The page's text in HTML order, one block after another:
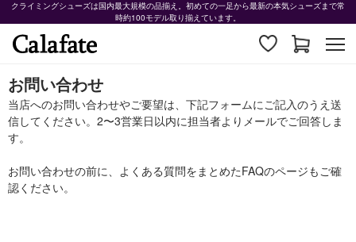
クライミングシューズは国内最大規模の品揃え。初めての一足から最新の本気シューズまで常
時約100モデル取り揃えています。
お問い合わせ
当店へのお問い合わせやご要望は、下記フォームにご記入のうえ送
信してください。2〜3営業日以内に担当者よりメールでご回答しま
す。
お問い合わせの前に、よくある質問をまとめたFAQのページもご確
認ください。